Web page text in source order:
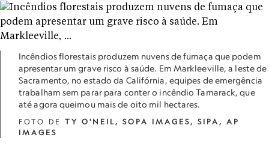
Incêndios florestais produzem nuvens de fumaça que podem
apresentar um grave risco à saúde. Em Markleeville, a leste de
Sacramento, no estado da Califórnia, equipes de emergência
trabalham sem parar para conter o incêndio Tamarack, que
até agora queimou mais de oito mil hectares.
FOTO DE TY O'NEIL, SOPA IMAGES, SIPA, AP
IMAGES